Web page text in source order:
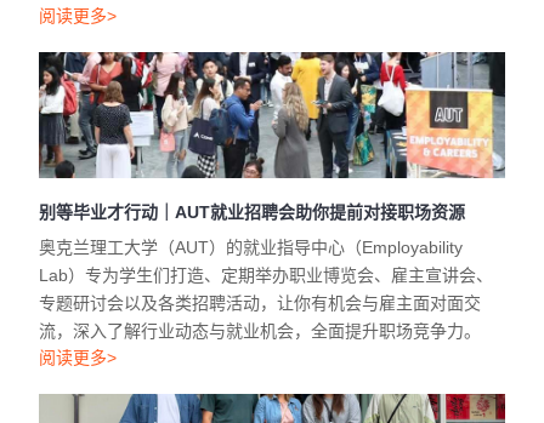
阅读更多>
别等毕业才行动｜AUT就业招聘会助你提前对接职场资源
奥克兰理工大学（AUT）的就业指导中心（Employability
Lab）专为学生们打造、定期举办职业博览会、雇主宣讲会、
专题研讨会以及各类招聘活动，让你有机会与雇主面对面交
流，深入了解行业动态与就业机会，全面提升职场竞争力。
阅读更多>